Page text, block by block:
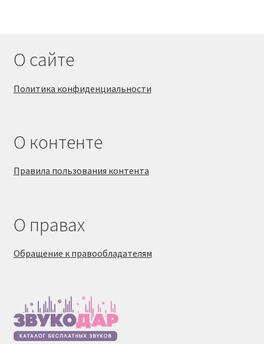
О сайте
Политика конфиденциальности
О контенте
Правила пользования контента
О правах
Обращение к правообладателям